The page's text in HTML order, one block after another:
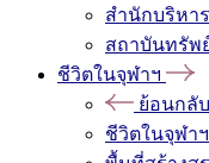
สำนักบริหา
สถาบันทรัพ
ชีวิตในจุฬาฯ
ย้อนกลับ
ชีวิตในจุฬาฯ